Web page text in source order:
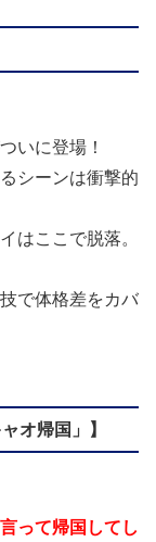
いに登場！
シーンは衝撃的
はここで脱落。
で体格差をカバ
オ帰国」】
って帰国してし